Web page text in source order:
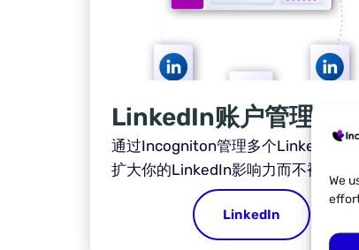
We
LinkedIn账户管理
通过Incogniton管理多个LinkedIn账
扩大你的LinkedIn影响力而不被标记。
LinkedIn